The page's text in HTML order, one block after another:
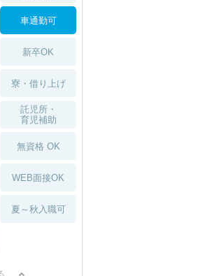
車通勤可
新卒OK
寮・借り上げ
託児所・
育児補助
無資格 OK
WEB面接OK
夏～秋入職可